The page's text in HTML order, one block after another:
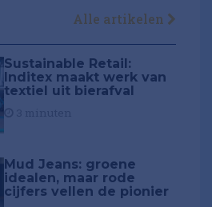
Alle artikelen
Sustainable Retail:
Inditex maakt werk van
textiel uit bierafval
Mud Jeans: groene
idealen, maar rode
cijfers vellen de pionier